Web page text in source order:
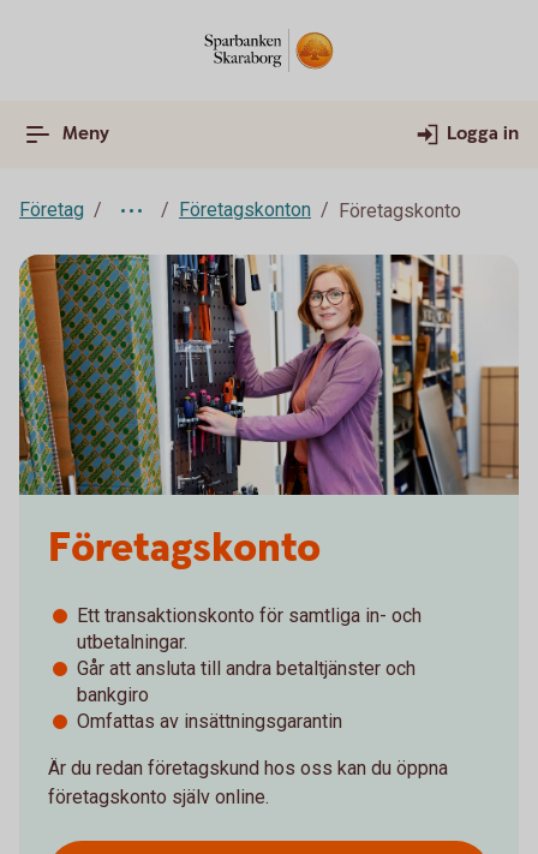
Meny Logga in
Företag Företagskonton Företagskonto
Företagskonto
Ett transaktionskonto för samtliga in- och
utbetalningar.
Går att ansluta till andra betaltjänster och
bankgiro
Omfattas av insättningsgarantin
Är du redan företagskund hos oss kan du öppna
företagskonto själv online.